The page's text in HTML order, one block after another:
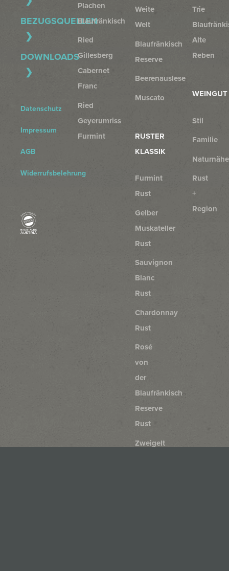
BEZUGSQUELLEN
DOWNLOADS
Datenschutz
Impressum
AGB
Widerrufsbelehrung
Plachen
Blaufränkisch
Ried
Gillesberg
Cabernet
Franc
Ried
Geyerumriss
Furmint
Weite
Welt
Blaufränkisch
Reserve
Beerenauslese
Muscato
RUSTER
KLASSIK
Furmint
Rust
Gelber
Muskateller
Rust
Sauvignon
Blanc
Rust
Chardonnay
Rust
Rosé
von
der
Blaufränkisch
Reserve
Rust
Zweigelt
Trie
Alte
Reben
WEINGUT
Stil
Familie
Naturnähe
Rust
+
Region